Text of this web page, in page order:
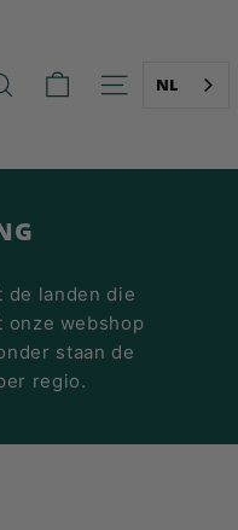
OP NAVIGATIE
NL
de landen die
onze webshop
staan de
regio.